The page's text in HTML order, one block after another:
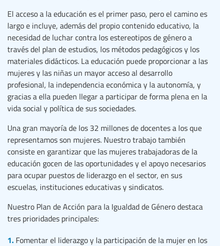
El acceso a la educación es el primer paso, pero el camino es
largo e incluye, además del propio contenido educativo, la
necesidad de luchar contra los estereotipos de género a
través del plan de estudios, los métodos pedagógicos y los
materiales didácticos. La educación puede proporcionar a las
mujeres y las niñas un mayor acceso al desarrollo
profesional, la independencia económica y la autonomía, y
gracias a ella pueden llegar a participar de forma plena en la
vida social y política de sus sociedades.
Una gran mayoría de los 32 millones de docentes a los que
representamos son mujeres. Nuestro trabajo también
consiste en garantizar que las mujeres trabajadoras de la
educación gocen de las oportunidades y el apoyo necesarios
para ocupar puestos de liderazgo en el sector, en sus
escuelas, instituciones educativas y sindicatos.
Nuestro Plan de Acción para la Igualdad de Género destaca
tres prioridades principales:
Fomentar el liderazgo y la participación de la mujer en los